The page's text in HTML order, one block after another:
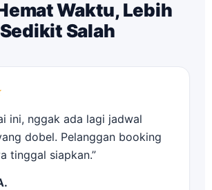
Waktu, Lebih
Sedikit Salah
ini, nggak ada lagi jadwal
dobel. Pelanggan booking
tinggal siapkan.”